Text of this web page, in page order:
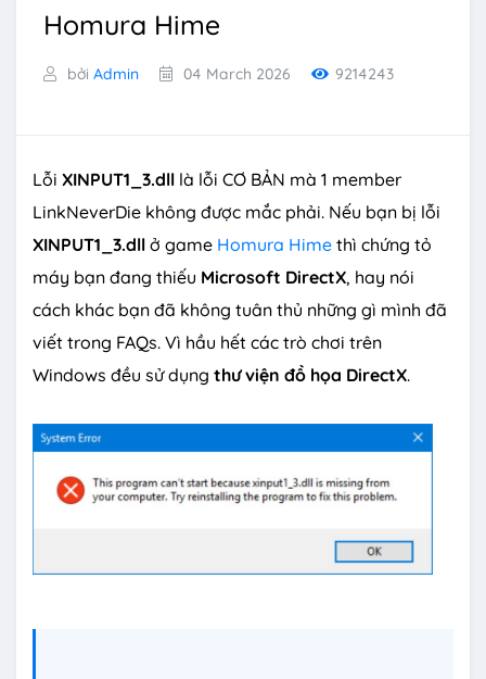
Homura Hime
bởi Admin 04 March 2026 9214243
Lỗi XINPUT1_3.dll là lỗi CƠ BẢN mà 1 member
LinkNeverDie không được mắc phải. Nếu bạn bị lỗi
XINPUT1_3.dll ở game Homura Hime thì chứng tỏ
máy bạn đang thiếu Microsoft DirectX, hay nói
cách khác bạn đã không tuân thủ những gì mình đã
viết trong FAQs. Vì hầu hết các trò chơi trên
Windows đều sử dụng thư viện đồ họa DirectX.